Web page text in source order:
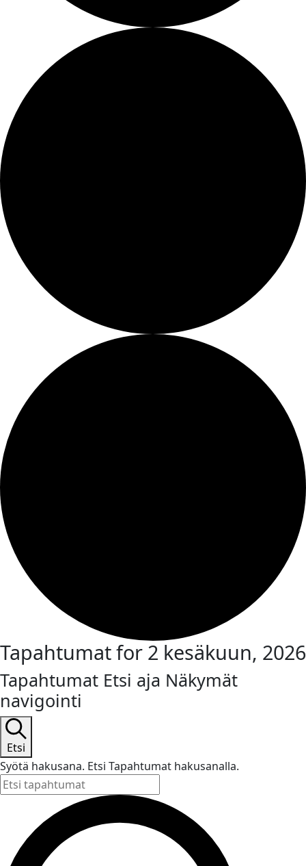
Tapahtumat for 2 kesäkuun, 2026
Tapahtumat Etsi aja Näkymät
navigointi
Etsi
Syötä hakusana. Etsi Tapahtumat hakusanalla.